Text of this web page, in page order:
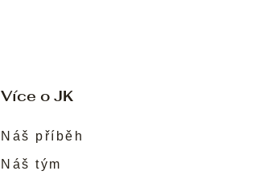
Více o JK
Náš příběh
Náš tým